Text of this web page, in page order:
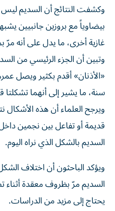
وكشفت النتائج أن السديم
بيضاوياً مع بروزين جانبيين
غازية أخرى، ما يدل على أنه
سنة، ما يشير إلى أنهما
ويرجح العلماء أن هذه
قديمة أو تفاعل بين نجمين
السديم بالشكل الذي نراه اليوم.
ويؤكد الباحثون أن اختلاف
السديم مرّ بظروف معقدة
يحتاج إلى مزيد من الدراسات.